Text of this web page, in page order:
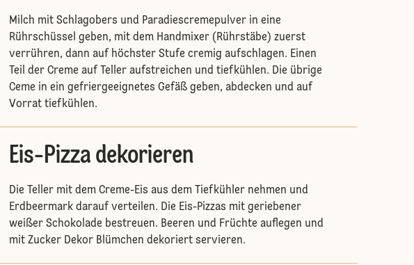
Milch mit Schlagobers und Paradiescremepulver in eine
Rührschüssel geben, mit dem Handmixer (Rührstäbe) zuerst
verrühren, dann auf höchster Stufe cremig aufschlagen. Einen
Teil der Creme auf Teller aufstreichen und tiefkühlen. Die übrige
Ceme in ein gefriergeeignetes Gefäß geben, abdecken und auf
Vorrat tiefkühlen.
Eis-Pizza dekorieren
Die Teller mit dem Creme-Eis aus dem Tiefkühler nehmen und
Erdbeermark darauf verteilen. Die Eis-Pizzas mit geriebener
weißer Schokolade bestreuen. Beeren und Früchte auflegen und
mit Zucker Dekor Blümchen dekoriert servieren.